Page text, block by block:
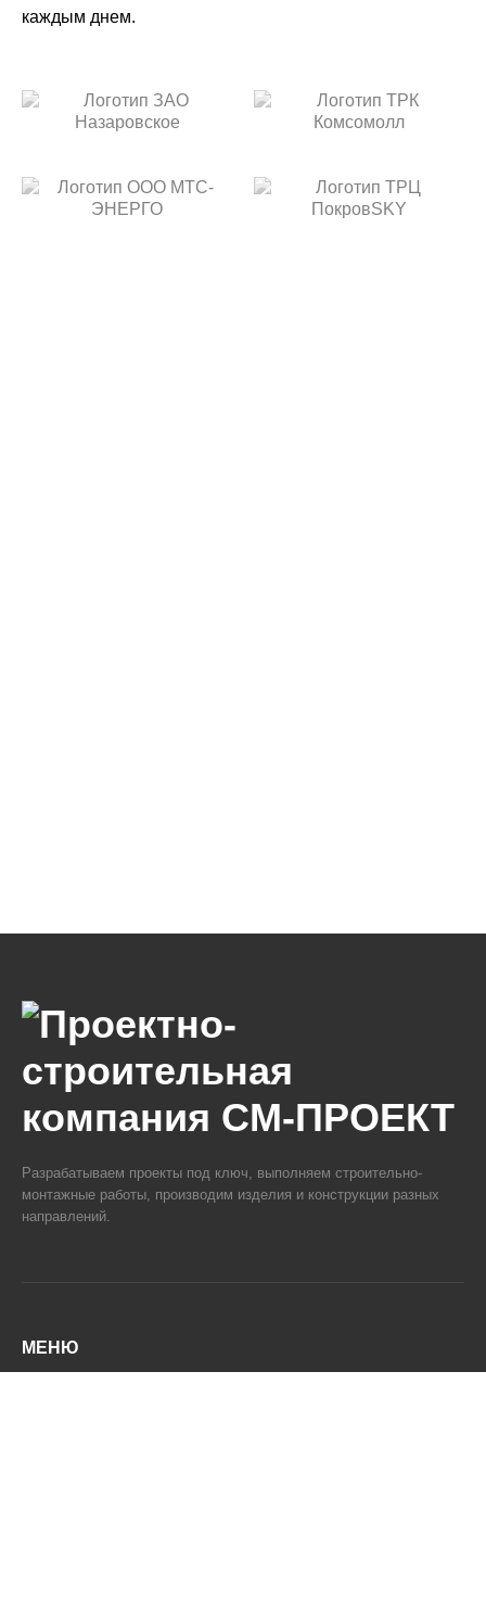
каждым днем.
Разрабатываем проекты под ключ, выполняем строительно-
монтажные работы, производим изделия и конструкции разных
направлений.
МЕНЮ